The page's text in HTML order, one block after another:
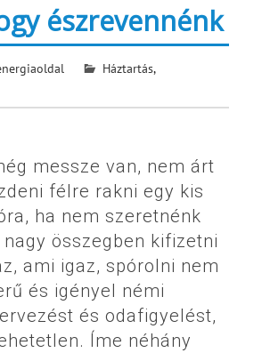
észrevennénk
Háztartás,
messze van, nem árt
félre rakni egy kis
ha nem szeretnénk
összegben kifizetni
ami igaz, spórolni nem
és igényel némi
és odafigyelést,
Íme néhány